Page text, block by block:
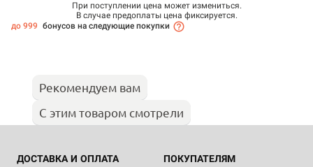
При поступлении цена может измениться.
В случае предоплаты цена фиксируется.
до 999 бонусов на следующие покупки
Рекомендуем вам
С этим товаром смотрели
ДОСТАВКА И ОПЛАТА ПОКУПАТЕЛЯМ